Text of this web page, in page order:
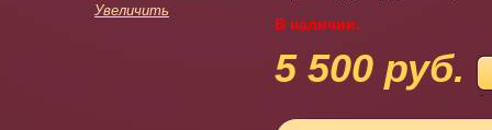
Увеличить
В наличии.
5 500 руб.